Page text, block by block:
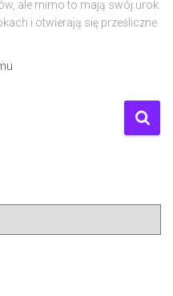
ale mimo to mają swój urok.
i otwierają się prześliczne